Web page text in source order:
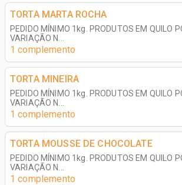
TORTA MARTA ROCHA
PEDIDO MÍNIMO 1kg. PRODUTOS EM QUILO
VARIAÇÃO N...
1 complemento
TORTA MINEIRA
PEDIDO MÍNIMO 1kg. PRODUTOS EM QUILO
VARIAÇÃO N...
1 complemento
TORTA MOUSSE DE CHOCOLATE
PEDIDO MÍNIMO 1kg. PRODUTOS EM QUILO
VARIAÇÃO N...
1 complemento